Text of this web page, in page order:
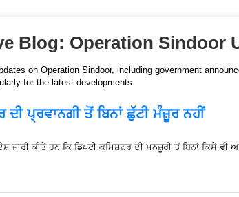
Blog: Operation Sindoor
on Operation Sindoor, including government
for the latest developments.
ਪ੍ਰਵਾਨਗੀ ਤੋਂ ਬਿਨਾਂ ਛੁੱਟੀ ਮੰਜ਼ੂਰ ਨਹੀਂ
ਕੀਤੇ ਹਨ ਕਿ ਡਿਪਟੀ ਕਮਿਸ਼ਨਰ ਦੀ ਮਨਜ਼ੂਰੀ ਤੋਂ ਬਿਨਾਂ ਕਿਸੇ ਵੀ